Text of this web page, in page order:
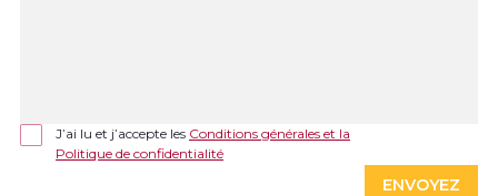
J’ai lu et j’accepte les Conditions générales et la
Politique de confidentialité
ENVOYEZ